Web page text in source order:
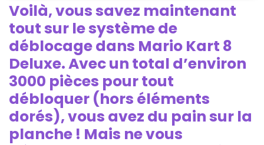
Voilà, vous savez maintenant
tout sur le système de
déblocage dans Mario Kart 8
Deluxe. Avec un total d’environ
3000 pièces pour tout
débloquer (hors éléments
dorés), vous avez du pain sur la
planche ! Mais ne vous